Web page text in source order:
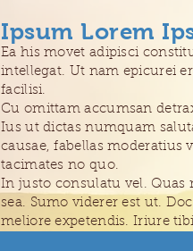
Ipsum Lorem
Ea his movet adipisci
intellegat. Ut nam epicurei
facilisi.
Cu omittam accumsan
Ius ut dictas numquam
causae, fabellas moderatius
tacimates no quo.
In justo consulatu vel. Quas
sea. Sumo viderer est ut.
meliore expetendis. Iriure